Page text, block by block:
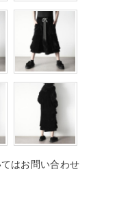
はお問い合わせ